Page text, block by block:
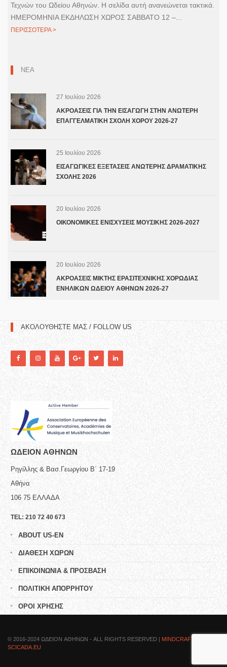
Τεχνών του Ωδείου Αθηνών. Η σελίδα αυτή ανανεώνεται τακτικά.
ΗΜΕΡΟΜΗΝΙΑ ΕΚΔΗΛΩΣΗ ΧΩΡΟΣ ΣΑΒΒΑΤΟ 12 –...
ΠΕΡΙΣΣΟΤΕΡΑ >
ΝΕΑ
27 Ιουλίου 2026
ΑΚΡΟΑΣΕΙΣ ΓΙΑ ΤΗΝ ΕΙΣΑΓΩΓΗ ΣΤΗΝ ΑΝΩΤΕΡΗ
ΕΠΑΓΓΕΛΜΑΤΙΚΗ ΣΧΟΛΗ ΧΟΡΟΥ 2026-27
25 Ιουλίου 2026
ΕΙΣΑΓΩΓΙΚΕΣ ΕΞΕΤΑΣΕΙΣ ΑΝΩΤΕΡΗΣ ΔΡΑΜΑΤΙΚΗΣ
ΣΧΟΛΗΣ 2026
20 Ιουλίου 2026
ΟΙΚΟΝΟΜΙΚΕΣ ΕΝΙΣΧΥΣΕΙΣ ΜΟΥΣΙΚΗΣ 2026-2027
20 Ιουλίου 2026
ΑΚΡΟΑΣΕΙΣ ΜΙΚΤΗΣ ΕΡΑΣΙΤΕΧΝΙΚΗΣ ΧΟΡΩΔΙΑΣ
ΕΝΗΛΙΚΩΝ ΩΔΕΙΟΥ ΑΘΗΝΩΝ 2026-27
ΑΚΟΛΟΥΘΗΣΤΕ ΜΑΣ / FOLLOW US
ΩΔΕΙΟN ΑΘΗΝΩΝ
Ρηγίλλης & Βασ.Γεωργίου Β΄ 17-19
Αθήνα
106 75 ΕΛΛΑΔΑ
TEL: 210 72 40 673
ABOUT US-EN
ΔΙΑΘΕΣΗ ΧΩΡΩΝ
ΕΠΙΚΟΙΝΩΝΙΑ & ΠΡΟΣΒΑΣΗ
ΠΟΛΙΤΙΚΗ ΑΠΟΡΡΗΤΟΥ
ΟΡΟΙ ΧΡΗΣΗΣ
© 2016-2024 ΩΔΕΙΟN ΑΘΗΝΩΝ - ALL RIGHTS RESERVED | MINDCRAFTED BY
SCICADA.EU